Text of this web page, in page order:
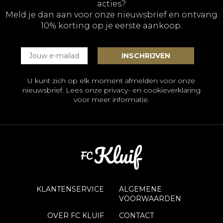
acties?
Meld je dan aan voor onze nieuwsbrief en ontvang
10% korting op je eerste aankoop.
U kunt zich op elk moment afmelden voor onze
nieuwsbrief. Lees onze privacy- en cookieverklaring
voor meer informatie.
KLANTENSERVICE
ALGEMENE
VOORWAARDEN
OVER FC KLUIF
CONTACT